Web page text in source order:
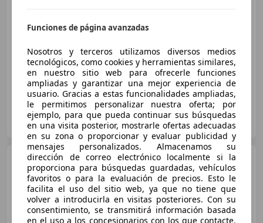
Buen
10/2014 150.000 km Gasolina 55 kW (75 CV)
GARCIA MESAS AUTOMOCIONS
ES-08401 GRANOLLERS
Volkswagen Polo
Rojo
1.4TDI United 80cv
€ 2.995
Funciones de página avanzadas
Nosotros y terceros utilizamos diversos medios
tecnológicos, como cookies y herramientas similares,
en nuestro sitio web para ofrecerle funciones
ampliadas y garantizar una mejor experiencia de
usuario. Gracias a estas funcionalidades ampliadas,
le permitimos personalizar nuestra oferta; por
ejemplo, para que pueda continuar sus búsquedas
en una visita posterior, mostrarle ofertas adecuadas
en su zona o proporcionar y evaluar publicidad y
mensajes personalizados. Almacenamos su
dirección de correo electrónico localmente si la
proporciona para búsquedas guardadas, vehículos
favoritos o para la evaluación de precios. Esto le
facilita el uso del sitio web, ya que no tiene que
volver a introducirla en visitas posteriores. Con su
consentimiento, se transmitirá información basada
en el uso a los concesionarios con los que contacte.